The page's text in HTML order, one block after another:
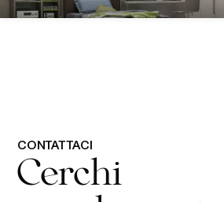
CONTATTACI
Cerchi